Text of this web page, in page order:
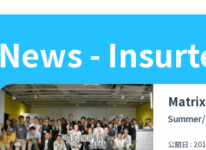
News -
ログ
公開日 :